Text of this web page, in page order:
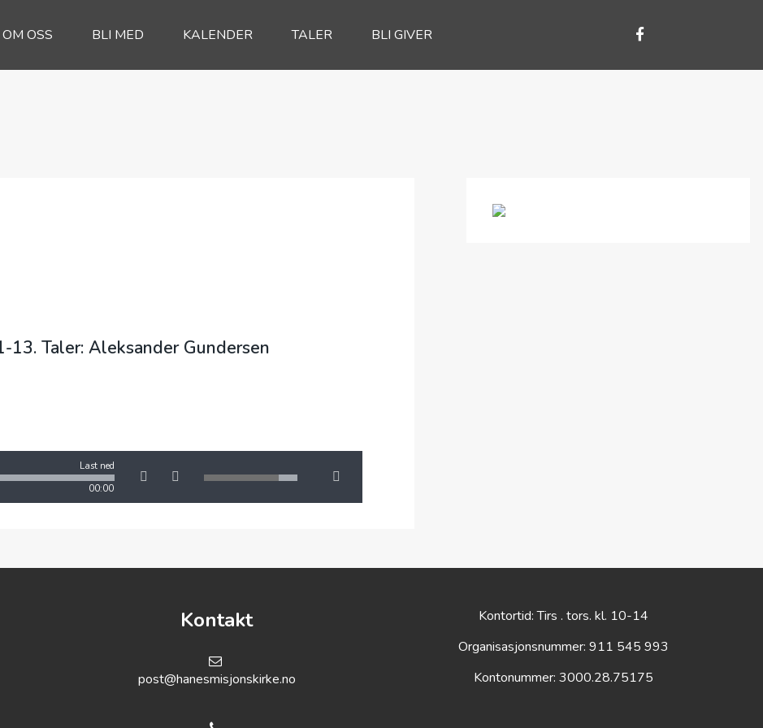
OM OSS BLI MED KALENDER TALER BLI GIVER
13. Taler: Aleksander Gundersen
00:00
Last ned
Kontakt
post@hanesmisjonskirke.no
Kontortid: Tirs . tors. kl. 10-14
Organisasjonsnummer: 911 545 993
Kontonummer: 3000.28.75175